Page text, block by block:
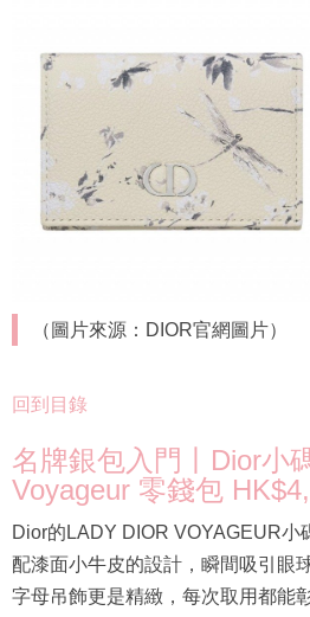
（圖片來源：DIOR官網圖片）
回到目錄
名牌銀包入門丨Dior小
Voyageur 零錢包
Dior的LADY DIOR VOYAGEUR小
配漆面小牛皮的設計，瞬間吸引眼
字母吊飾更是精緻，每次取用都能